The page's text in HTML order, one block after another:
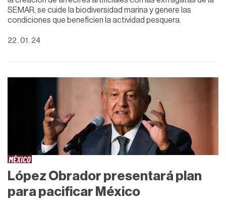
SEMAR, se cuide la biodiversidad marina y genere las
condiciones que beneficien la actividad pesquera.
22 . 01 . 24
MÉXICO
López Obrador presentará plan
para pacificar México